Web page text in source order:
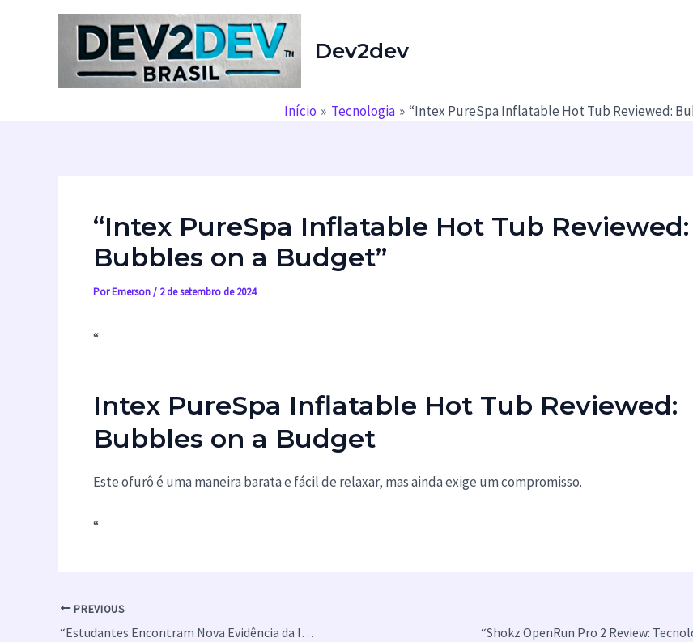
Dev2dev
Início Tecnologia “Intex PureSpa Inflatable Hot Tub Reviewed:
“Intex PureSpa Inflatable Hot Tub Reviewed:
Bubbles on a Budget”
PorEmerson/ 2 de setembro de 2024
“
Intex PureSpa Inflatable Hot Tub Reviewed:
Bubbles on a Budget
Este ofurô é uma maneira barata e fácil de relaxar, mas ainda exige um compromisso.
“
PREVIOUS
“Estudantes Encontram Nova Evidência da Impossibilidade de Desordem Completa”